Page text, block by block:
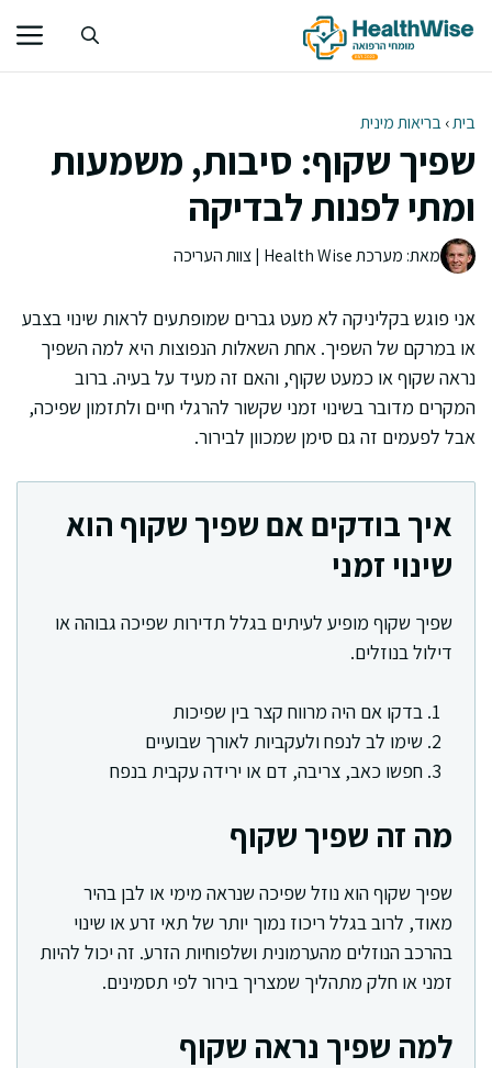
לתוכן
בית›בריאות מינית
שפיך שקוף: סיבות, משמעות
ומתי לפנות לבדיקה
מאת: מערכת Health Wise | צוות העריכה
אני פוגש בקליניקה לא מעט גברים שמופתעים לראות שינוי בצבע
או במרקם של השפיך. אחת השאלות הנפוצות היא למה השפיך
נראה שקוף או כמעט שקוף, והאם זה מעיד על בעיה. ברוב
המקרים מדובר בשינוי זמני שקשור להרגלי חיים ולתזמון שפיכה,
אבל לפעמים זה גם סימן שמכוון לבירור.
איך בודקים אם שפיך שקוף הוא
שינוי זמני
שפיך שקוף מופיע לעיתים בגלל תדירות שפיכה גבוהה או
דילול בנוזלים.
בדקו אם היה מרווח קצר בין שפיכות
שימו לב לנפח ולעקביות לאורך שבועיים
חפשו כאב, צריבה, דם או ירידה עקבית בנפח
מה זה שפיך שקוף
שפיך שקוף הוא נוזל שפיכה שנראה מימי או לבן בהיר
מאוד, לרוב בגלל ריכוז נמוך יותר של תאי זרע או שינוי
בהרכב הנוזלים מהערמונית ושלפוחיות הזרע. זה יכול להיות
זמני או חלק מתהליך שמצריך בירור לפי תסמינים.
למה שפיך נראה שקוף